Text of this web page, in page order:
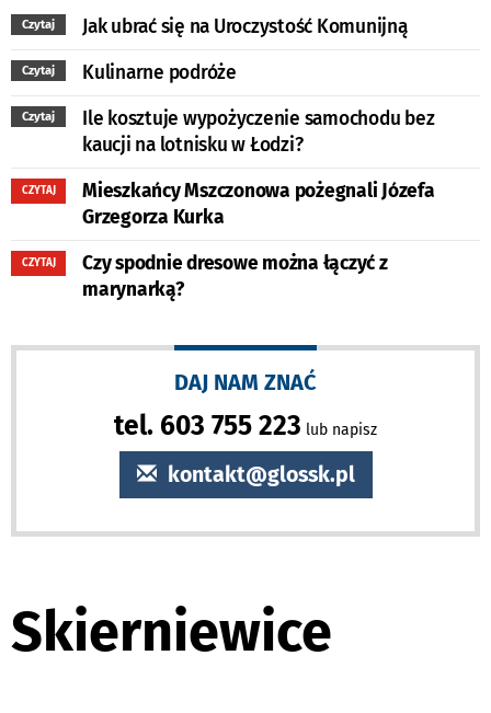
Czytaj Jak ubrać się na Uroczystość Komunijną
Czytaj Kulinarne podróże
Czytaj
Ile kosztuje wypożyczenie samochodu bez
kaucji na lotnisku w Łodzi?
CZYTAJ
Mieszkańcy Mszczonowa pożegnali Józefa
Grzegorza Kurka
CZYTAJ
Czy spodnie dresowe można łączyć z
marynarką?
DAJ NAM ZNAĆ
tel. 603 755 223 lub napisz
kontakt@glossk.pl
Skierniewice